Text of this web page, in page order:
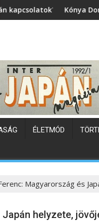
Dorka: Kamikazek - A
ÉLETMÓD
Magyarország és
helyzete,